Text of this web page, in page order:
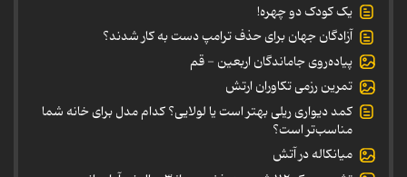
یک کودک دو چهره!
آزادگان جهان برای حذف ترامپ دست به کار شدند؟
پیاده‌روی جاماندگان اربعین - قم
تمرین رزمی تکاوران ارتش
کمد دیواری ریلی بهتر است یا لولایی؟ کدام مدل برای خانه شما
مناسب‌تر است؟
میانکاله در آتش